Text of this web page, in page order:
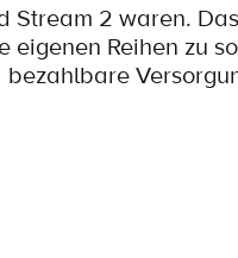
Stream 2 waren.
Reihen zu